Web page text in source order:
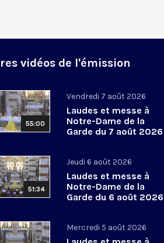
vidéos de l'émission
55:00
Vendredi 7 août 2026
Laudes et messe à
Notre-Dame de la
Garde du 7 août 2026
51:34
Jeudi 6 août 2026
Laudes et messe à
Notre-Dame de la
Garde du 6 août 2026
Mercredi 5 août 2026